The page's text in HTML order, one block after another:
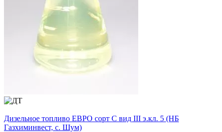
Дизельное топливо ЕВРО сорт C вид III э.кл. 5 (НБ
Газхиминвест, с. Шум)